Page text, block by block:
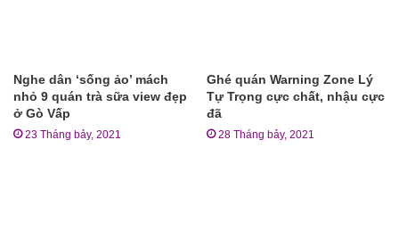
Nghe dân ‘sống ảo’ mách
nhỏ 9 quán trà sữa view đẹp
ở Gò Vấp
23 Tháng bảy, 2021
Ghé quán Warning Zone Lý
Tự Trọng cực chất, nhậu cực
đã
28 Tháng bảy, 2021